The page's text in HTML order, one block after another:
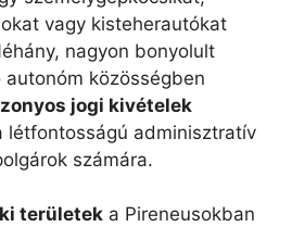
vagy kisteherautókat
nagyon bonyolult
közösségben
jogi kivételek
létfontosságú adminisztratív
számára.
területek a Pireneusokban